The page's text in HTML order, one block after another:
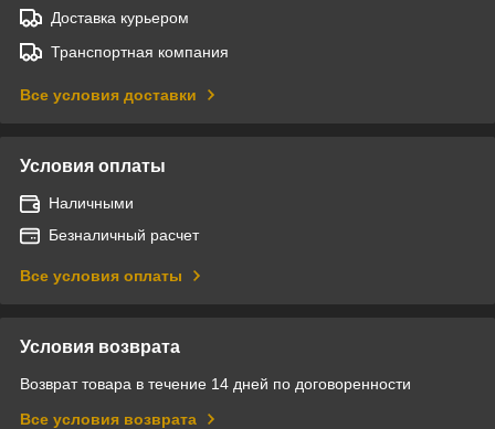
Доставка курьером
Транспортная компания
Все условия доставки
Условия оплаты
Наличными
Безналичный расчет
Все условия оплаты
Условия возврата
Возврат товара в течение 14 дней по договоренности
Все условия возврата